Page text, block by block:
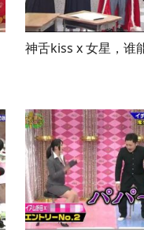
神舌kiss x 女星，谁